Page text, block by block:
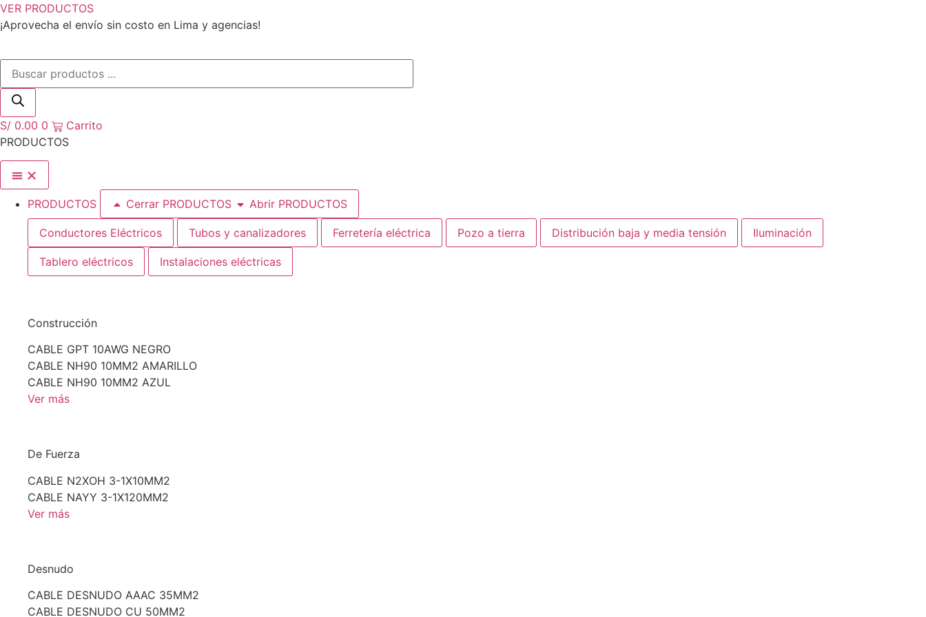
Ir
al
VER PRODUCTOS
¡Aprovecha el envío sin costo en Lima y agencias!
Búsqueda
productos
S/ 0.00 0
Carrito
PRODUCTOS
PRODUCTOS Cerrar PRODUCTOS Abrir PRODUCTOS
Conductores Eléctricos Tubos y canalizadores Ferretería eléctrica Pozo a tierra Distribución baja y media tensión Iluminación
Tablero eléctricos Instalaciones eléctricas
Construcción
CABLE GPT 10AWG NEGRO
CABLE NH90 10MM2 AMARILLO
CABLE NH90 10MM2 AZUL
Ver más
De Fuerza
CABLE N2XOH 3-1X10MM2
CABLE NAYY 3-1X120MM2
Ver más
Desnudo
CABLE DESNUDO AAAC 35MM2
CABLE DESNUDO CU 50MM2